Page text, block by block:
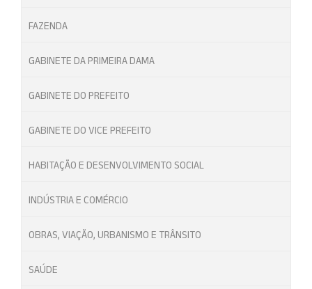
FAZENDA
GABINETE DA PRIMEIRA DAMA
GABINETE DO PREFEITO
GABINETE DO VICE PREFEITO
HABITAÇÃO E DESENVOLVIMENTO SOCIAL
INDÚSTRIA E COMÉRCIO
OBRAS, VIAÇÃO, URBANISMO E TRÂNSITO
SAÚDE